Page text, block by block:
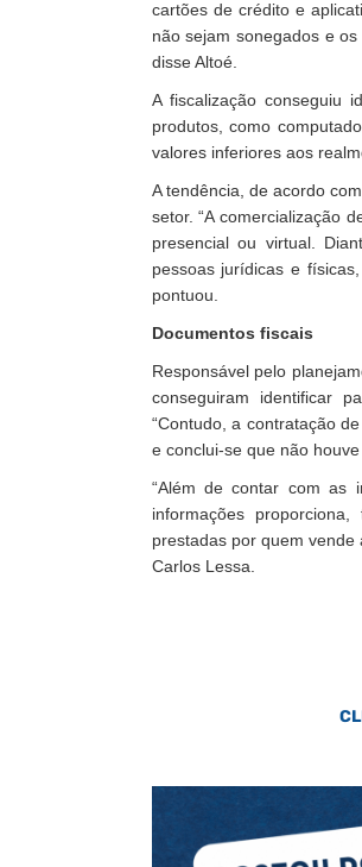
cartões de crédito e
não sejam sonegados e
disse Altoé.
A fiscalização conseguiu
produtos, como
valores inferiores aos
A tendência, de acordo
setor. “A comercialização
presencial ou virtual.
pessoas jurídicas e
pontuou.
Documentos fiscais
Responsável pelo
conseguiram identificar
“Contudo, a contratação
e conclui-se que não
“Além de contar com as
informações
prestadas por quem
Carlos Lessa.